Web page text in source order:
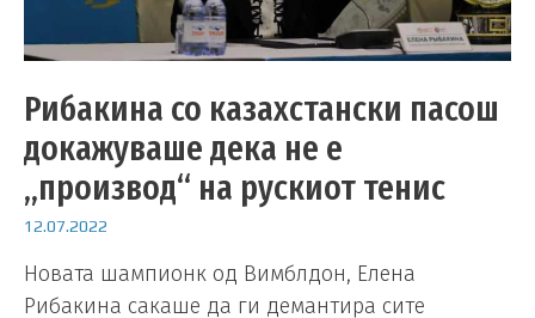
Рибакина со казахстански пасош
докажуваше дека не е
„производ“ на рускиот тенис
12.07.2022
Новата шампионк од Вимблдон, Елена
Рибакина сакаше да ги демантира сите